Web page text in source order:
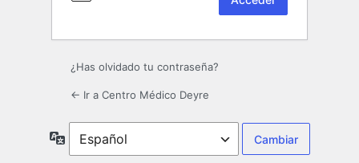
¿Has olvidado tu contraseña?
← Ir a Centro Médico Deyre
Idioma